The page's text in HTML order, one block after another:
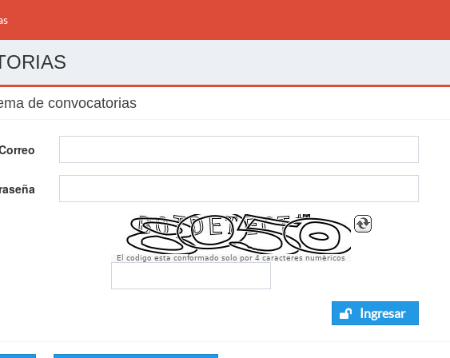
de convocatorias
El codigo esta conformado solo por 4 caracteres numèricos
Ingresar